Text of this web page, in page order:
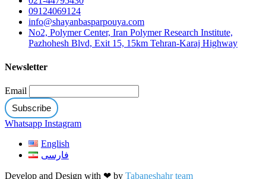
09124069124
info@shayanbasparpouya.com
No2, Polymer Center, Iran Polymer Research Institute,
Pazhohesh Blvd, Exit 15, 15km Tehran-Karaj Highway
Newsletter
Email
Whatsapp Instagram
English
فارسی
Develop and Design with ❤ by Tabaneshahr team